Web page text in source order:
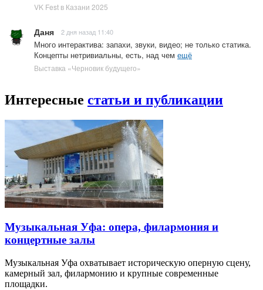
VK Fest в Казани 2025
Даня 2 дня назад 11:40
Много интерактива: запахи, звуки, видео; не только статика.
Концепты нетривиальны, есть, над чем ещё
Выставка «Черновик будущего»
Интересные статьи и публикации
Музыкальная Уфа: опера, филармония и
концертные залы
Музыкальная Уфа охватывает историческую оперную сцену,
камерный зал, филармонию и крупные современные
площадки.